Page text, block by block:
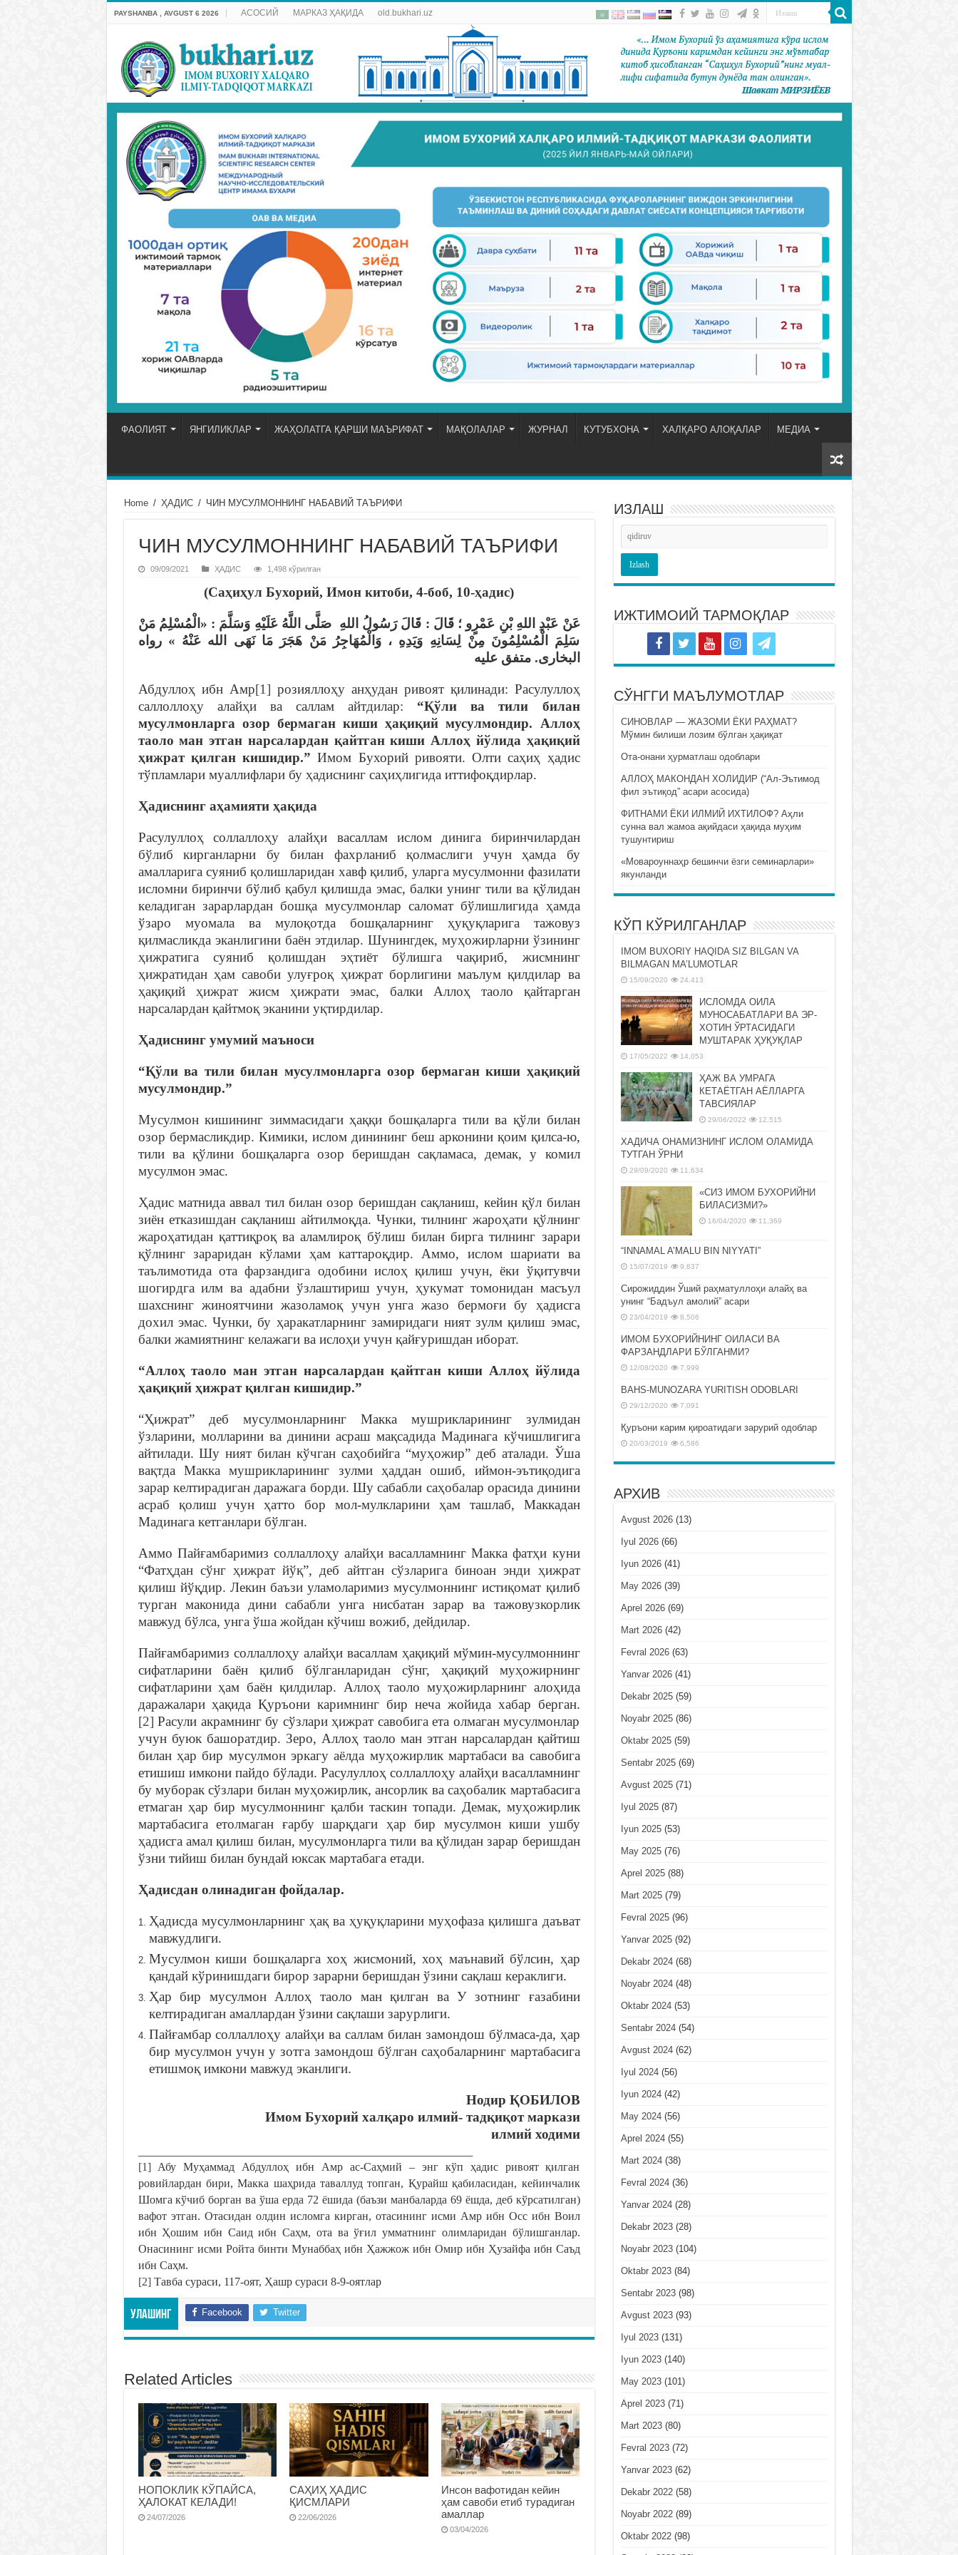
PAYSHANBA , AVGUST 6 2026 АСОСИЙ МАРКАЗ ҲАҚИДА old.bukhari.uz
ФАОЛИЯТ ЯНГИЛИКЛАР ЖАҲОЛАТГА ҚАРШИ МАЪРИФАТ МАҚОЛАЛАР ЖУРНАЛ КУТУБХОНА ХАЛҚАРО АЛОҚАЛАР МЕДИА
Home / ҲАДИС / ЧИН МУСУЛМОННИНГ НАБАВИЙ ТАЪРИФИ
ЧИН МУСУЛМОННИНГ НАБАВИЙ ТАЪРИФИ
09/09/2021 ҲАДИС 1,498 кўрилган
(Саҳиҳул Бухорий, Имон китоби, 4-боб, 10-ҳадис)
عَنْ عَبْدِ اللهِ بْنِ عَمْرٍو ؛ قَالَ : قَالَ رَسُولُ اللهِ صَلَّى اللَّهُ عَلَيْهِ وَسَلَّمَ : «الْمُسْلِمُ مَنْ
سَلِمَ الْمُسْلِمُونَ مِنْ لِسَانِهِ وَيَدِهِ ، وَالْمُهَاجِرُ مَنْ هَجَرَ مَا نَهَى الله عَنْهُ » رواه
البخارى. متفق عليه
Абдуллоҳ ибн Амр[1] розияллоҳу анҳудан ривоят қилинади: Расулуллоҳ
саллоллоҳу алайҳи ва саллам айтдилар: “Қўли ва тили билан
мусулмонларга озор бермаган киши ҳақиқий мусулмондир. Аллоҳ
таоло ман этган нарсалардан қайтган киши Аллоҳ йўлида ҳақиқий
ҳижрат қилган кишидир.” Имом Бухорий ривояти. Олти саҳиҳ ҳадис
тўпламлари муаллифлари бу ҳадиснинг саҳиҳлигида иттифоқдирлар.
Ҳадиснинг аҳамияти ҳақида
Расулуллоҳ соллаллоҳу алайҳи васаллам ислом динига биринчилардан
бўлиб кирганларни бу билан фахрланиб қолмаслиги учун ҳамда бу
амалларига суяниб қолишларидан хавф қилиб, уларга мусулмонни фазилати
исломни биринчи бўлиб қабул қилишда эмас, балки унинг тили ва қўлидан
келадиган зарарлардан бошқа мусулмонлар саломат бўлишлигида ҳамда
ўзаро муомала ва мулоқотда бошқаларнинг ҳуқуқларига тажовуз
қилмасликда эканлигини баён этдилар. Шунингдек, муҳожирларни ўзининг
ҳижратига суяниб қолишдан эҳтиёт бўлишга чақириб, жисмнинг
ҳижратидан ҳам савоби улуғроқ ҳижрат борлигини маълум қилдилар ва
ҳақиқий ҳижрат жисм ҳижрати эмас, балки Аллоҳ таоло қайтарган
нарсалардан қайтмоқ эканини уқтирдилар.
Ҳадиснинг умумий маъноси
“Қўли ва тили билан мусулмонларга озор бермаган киши ҳақиқий
мусулмондир.”
Мусулмон кишининг зиммасидаги ҳаққи бошқаларга тили ва қўли билан
озор бермасликдир. Кимики, ислом динининг беш арконини қоим қилса-ю,
тили ва қўлини бошқаларга озор беришдан сақламаса, демак, у комил
мусулмон эмас.
Ҳадис матнида аввал тил билан озор беришдан сақланиш, кейин қўл билан
зиён етказишдан сақланиш айтилмоқда. Чунки, тилнинг жароҳати қўлнинг
жароҳатидан қаттиқроқ ва аламлироқ бўлиш билан бирга тилнинг зарари
қўлнинг зараридан кўлами ҳам каттароқдир. Аммо, ислом шариати ва
таълимотида ота фарзандига одобини ислоҳ қилиш учун, ёки ўқитувчи
шогирдга илм ва адабни ўзлаштириш учун, ҳукумат томонидан масъул
шахснинг жиноятчини жазоламоқ учун унга жазо бермоғи бу ҳадисга
дохил эмас. Чунки, бу ҳаракатларнинг замиридаги ният зулм қилиш эмас,
балки жамиятнинг келажаги ва ислоҳи учун қайғуришдан иборат.
“Аллоҳ таоло ман этган нарсалардан қайтган киши Аллоҳ йўлида
ҳақиқий ҳижрат қилган кишидир.”
“Ҳижрат” деб мусулмонларнинг Макка мушрикларининг зулмидан
ўзларини, молларини ва динини асраш мақсадида Мадинага кўчишлигига
айтилади. Шу ният билан кўчган саҳобийга “муҳожир” деб аталади. Ўша
вақтда Макка мушрикларининг зулми ҳаддан ошиб, иймон-эътиқодига
зарар келтирадиган даражага борди. Шу сабабли саҳобалар орасида динини
асраб қолиш учун ҳатто бор мол-мулкларини ҳам ташлаб, Маккадан
Мадинага кетганлари бўлган.
Аммо Пайғамбаримиз соллаллоҳу алайҳи васалламнинг Макка фатҳи куни
“Фатҳдан сўнг ҳижрат йўқ”, деб айтган сўзларига биноан энди ҳижрат
қилиш йўқдир. Лекин баъзи уламоларимиз мусулмоннинг истиқомат қилиб
турган маконида дини сабабли унга нисбатан зарар ва тажовузкорлик
мавжуд бўлса, унга ўша жойдан кўчиш вожиб, дейдилар.
Пайғамбаримиз соллаллоҳу алайҳи васаллам ҳақиқий мўмин-мусулмоннинг
сифатларини баён қилиб бўлганларидан сўнг, ҳақиқий муҳожирнинг
сифатларини ҳам баён қилдилар. Аллоҳ таоло муҳожирларнинг алоҳида
даражалари ҳақида Қуръони каримнинг бир неча жойида хабар берган.
[2] Расули акрамнинг бу сўзлари ҳижрат савобига ета олмаган мусулмонлар
учун буюк башоратдир. Зеро, Аллоҳ таоло ман этган нарсалардан қайтиш
билан ҳар бир мусулмон эркагу аёлда муҳожирлик мартабаси ва савобига
етишиш имкони пайдо бўлади. Расулуллоҳ соллаллоҳу алайҳи васалламнинг
бу муборак сўзлари билан муҳожирлик, ансорлик ва саҳобалик мартабасига
етмаган ҳар бир мусулмоннинг қалби таскин топади. Демак, муҳожирлик
мартабасига етолмаган ғарбу шарқдаги ҳар бир мусулмон киши ушбу
ҳадисга амал қилиш билан, мусулмонларга тили ва қўлидан зарар беришдан
ўзни тийиш билан бундай юксак мартабага етади.
Ҳадисдан олинадиган фойдалар.
Ҳадисда мусулмонларнинг ҳақ ва ҳуқуқларини муҳофаза қилишга даъват
мавжудлиги.
Мусулмон киши бошқаларга хоҳ жисмоний, хоҳ маънавий бўлсин, ҳар
қандай кўринишдаги бирор зарарни беришдан ўзини сақлаш кераклиги.
Ҳар бир мусулмон Аллоҳ таоло ман қилган ва У зотнинг ғазабини
келтирадиган амаллардан ўзини сақлаши зарурлиги.
Пайғамбар соллаллоҳу алайҳи ва саллам билан замондош бўлмаса-да, ҳар
бир мусулмон учун у зотга замондош бўлган саҳобаларнинг мартабасига
етишмоқ имкони мавжуд эканлиги.
Нодир ҚОБИЛОВ
Имом Бухорий халқаро илмий- тадқиқот маркази
илмий ходими
[1]Абу Муҳаммад Абдуллоҳ ибн Амр ас-Саҳмий – энг кўп ҳадис ривоят қилган
ровийлардан бири, Макка шаҳрида таваллуд топган, Қурайш қабиласидан, кейинчалик
Шомга кўчиб борган ва ўша ерда 72 ёшида (баъзи манбаларда 69 ёшда, деб кўрсатилган)
вафот этган. Отасидан олдин исломга кирган, отасининг исми Амр ибн Осс ибн Воил
ибн Ҳошим ибн Саид ибн Саҳм, ота ва ўғил умматнинг олимларидан бўлишганлар.
Онасининг исми Ройта бинти Мунаббаҳ ибн Ҳажжож ибн Омир ибн Ҳузайфа ибн Саъд
ибн Саҳм.
[2]Тавба сураси, 117-оят, Ҳашр сураси 8-9-оятлар
Улашинг Facebook Twitter
Related Articles
НОПОКЛИК КЎПАЙСА,
ҲАЛОКАТ КЕЛАДИ!
24/07/2026
САҲИҲ ҲАДИС
ҚИСМЛАРИ
22/06/2026
Инсон вафотидан кейин
ҳам савоби етиб турадиган
амаллар
03/04/2026
ИЗЛАШ
ИЖТИМОИЙ ТАРМОҚЛАР
СЎНГГИ МАЪЛУМОТЛАР
СИНОВЛАР — ЖАЗОМИ ЁКИ РАҲМАТ?
Мўмин билиши лозим бўлган ҳақиқат
Ота-онани ҳурматлаш одоблари
АЛЛОҲ МАКОНДАН ХОЛИДИР (“Ал-Эътимод
фил эътиқод” асари асосида)
ФИТНАМИ ЁКИ ИЛМИЙ ИХТИЛОФ? Аҳли
сунна вал жамоа ақийдаси ҳақида муҳим
тушунтириш
«Мовароуннаҳр бешинчи ёзги семинарлари»
якунланди
КЎП КЎРИЛГАНЛАР
IMOM BUXORIY HAQIDA SIZ BILGAN VA
BILMAGAN MA’LUMOTLAR
15/09/2020 24,413
ИСЛОМДА ОИЛА
МУНОСАБАТЛАРИ ВА ЭР-
ХОТИН ЎРТАСИДАГИ
МУШТАРАК ҲУҚУҚЛАР
17/05/2022 14,053
ҲАЖ ВА УМРАГА
КЕТАЁТГАН АЁЛЛАРГА
ТАВСИЯЛАР
29/06/2022 12,515
ХАДИЧА ОНАМИЗНИНГ ИСЛОМ ОЛАМИДА
ТУТГАН ЎРНИ
29/09/2020 11,634
«СИЗ ИМОМ БУХОРИЙНИ
БИЛАСИЗМИ?»
16/04/2020 11,369
“INNAMAL A’MALU BIN NIYYATI”
15/07/2019 9,637
Сирожиддин Ўший раҳматуллоҳи алайҳ ва
унинг “Бадъул амолий” асари
23/04/2019 8,506
ИМОМ БУХОРИЙНИНГ ОИЛАСИ ВА
ФАРЗАНДЛАРИ БЎЛГАНМИ?
12/08/2020 7,999
BAHS-MUNOZARA YURITISH ODOBLARI
29/12/2020 7,091
Қуръони карим қироатидаги зарурий одоблар
20/03/2019 6,586
АРХИВ
Avgust 2026(13)
Iyul 2026(66)
Iyun 2026(41)
May 2026(39)
Aprel 2026(69)
Mart 2026(42)
Fevral 2026(63)
Yanvar 2026(41)
Dekabr 2025(59)
Noyabr 2025(86)
Oktabr 2025(59)
Sentabr 2025(69)
Avgust 2025(71)
Iyul 2025(87)
Iyun 2025(53)
May 2025(76)
Aprel 2025(88)
Mart 2025(79)
Fevral 2025(96)
Yanvar 2025(92)
Dekabr 2024(68)
Noyabr 2024(48)
Oktabr 2024(53)
Sentabr 2024(54)
Avgust 2024(62)
Iyul 2024(56)
Iyun 2024(42)
May 2024(56)
Aprel 2024(55)
Mart 2024(38)
Fevral 2024(36)
Yanvar 2024(28)
Dekabr 2023(28)
Noyabr 2023(104)
Oktabr 2023(84)
Sentabr 2023(98)
Avgust 2023(93)
Iyul 2023(131)
Iyun 2023(140)
May 2023(101)
Aprel 2023(71)
Mart 2023(80)
Fevral 2023(72)
Yanvar 2023(62)
Dekabr 2022(58)
Noyabr 2022(89)
Oktabr 2022(98)